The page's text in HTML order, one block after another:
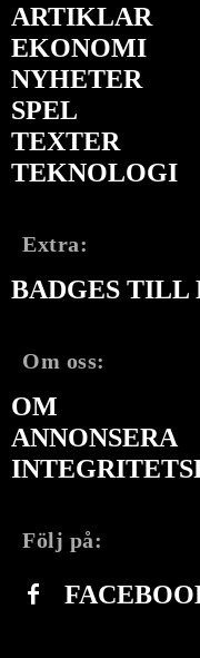
ARTIKLAR
EKONOMI
NYHETER
SPEL
TEXTER
TEKNOLOGI
Extra:
BADGES TILL
Om oss:
OM
ANNONSERA
Följ på: